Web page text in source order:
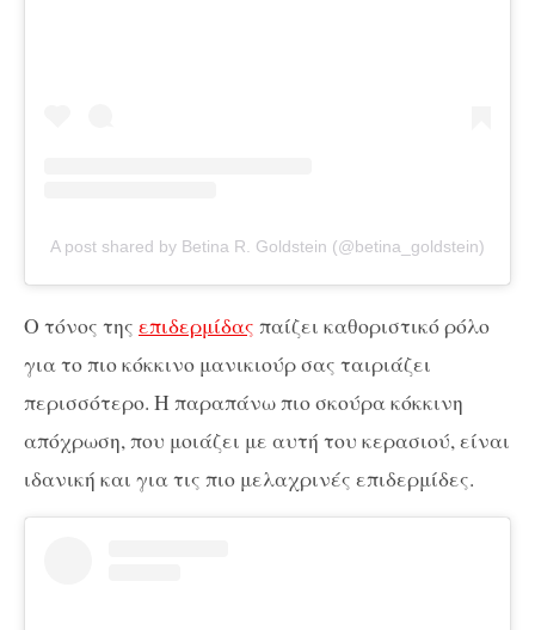
A post shared by Betina R. Goldstein (@betina_goldstein)
Ο τόνος της επιδερμίδας παίζει καθοριστικό ρόλο
για το πιο κόκκινο μανικιούρ σας ταιριάζει
περισσότερο. Η παραπάνω πιο σκούρα κόκκινη
απόχρωση, που μοιάζει με αυτή του κερασιού, είναι
ιδανική και για τις πιο μελαχρινές επιδερμίδες.